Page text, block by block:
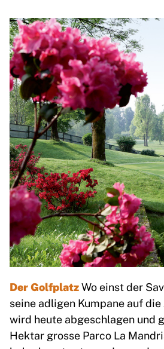
Der GolfplatzWo einst der
seine adligen Kumpane auf die
wird heute abgeschlagen und
Hektar grosse Parco La